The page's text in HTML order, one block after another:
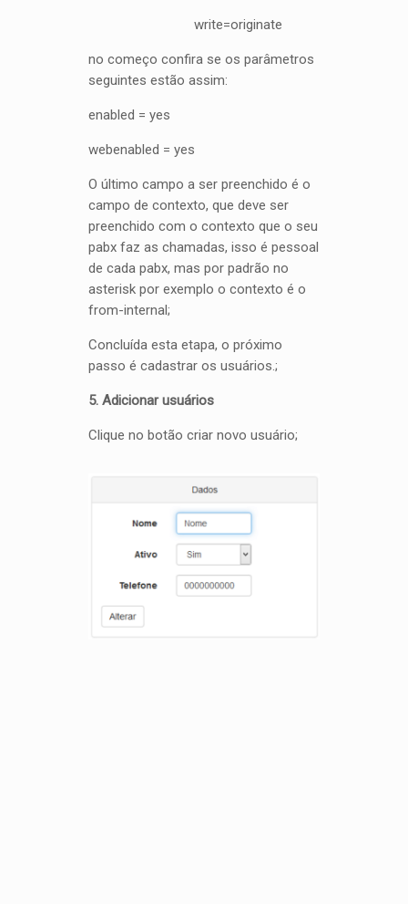
write=originate
no começo confira se os parâmetros
seguintes estão assim:
enabled = yes
webenabled = yes
O último campo a ser preenchido é o
campo de contexto, que deve ser
preenchido com o contexto que o seu
pabx faz as chamadas, isso é pessoal
de cada pabx, mas por padrão no
asterisk por exemplo o contexto é o
from-internal;
Concluída esta etapa, o próximo
passo é cadastrar os usuários.;
5. Adicionar usuários
Clique no botão criar novo usuário;